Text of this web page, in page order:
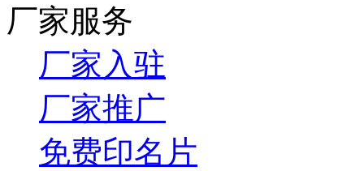
厂家服务
厂家入驻
厂家推广
免费印名片